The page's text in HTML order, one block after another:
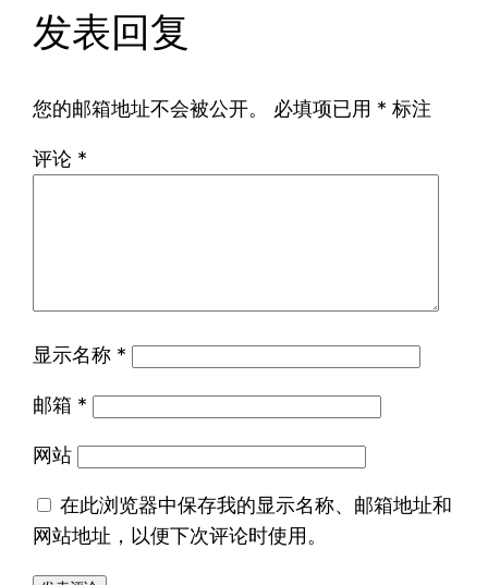
发表回复
您的邮箱地址不会被公开。 必填项已用 * 标注
评论 *
显示名称 *
邮箱 *
网站
在此浏览器中保存我的显示名称、邮箱地址和
网站地址，以便下次评论时使用。